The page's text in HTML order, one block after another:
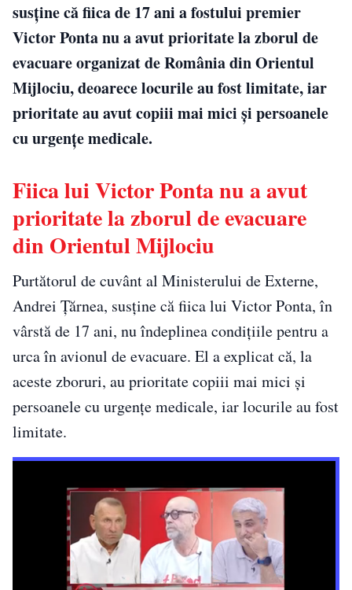
susține că fiica de 17 ani a fostului premier
Victor Ponta nu a avut prioritate la zborul de
evacuare organizat de România din Orientul
Mijlociu, deoarece locurile au fost limitate, iar
prioritate au avut copiii mai mici și persoanele
cu urgențe medicale.
Fiica lui Victor Ponta nu a avut
prioritate la zborul de evacuare
din Orientul Mijlociu
Purtătorul de cuvânt al Ministerului de Externe,
Andrei Țărnea, susține că fiica lui Victor Ponta, în
vârstă de 17 ani, nu îndeplinea condițiile pentru a
urca în avionul de evacuare. El a explicat că, la
aceste zboruri, au prioritate copiii mai mici și
persoanele cu urgențe medicale, iar locurile au fost
limitate.